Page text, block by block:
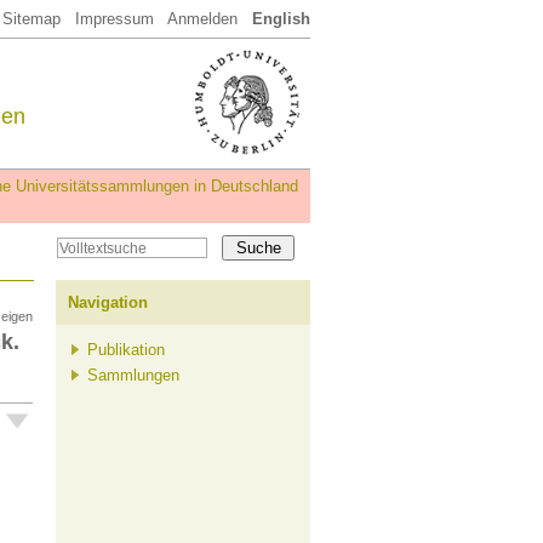
Sitemap Impressum Anmelden English
Universitätssammlungen in Deutschland
Navigation
Publikation
Sammlungen